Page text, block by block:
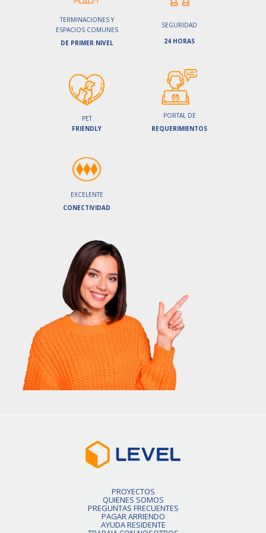
TERMINACIONES Y
ESPACIOS COMUNES
DE PRIMER NIVEL
SEGURIDAD
24 HORAS
PET
FRIENDLY
PORTAL DE
REQUERIMIENTOS
EXCELENTE
CONECTIVIDAD
PROYECTOS
QUIENES SOMOS
PREGUNTAS FRECUENTES
PAGAR ARRIENDO
AYUDA RESIDENTE